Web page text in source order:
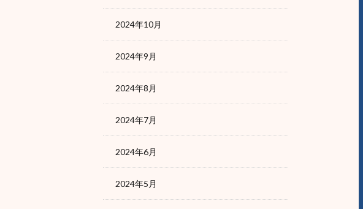
2024年10月
2024年9月
2024年8月
2024年7月
2024年6月
2024年5月